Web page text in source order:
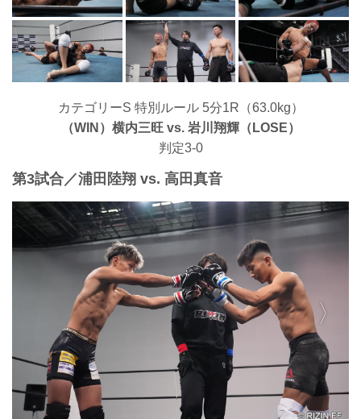
カテゴリーS 特別ルール 5分1R（63.0kg）
（WIN）横内三旺 vs. 岩川翔輝（LOSE）
判定3-0
第3試合／浦田陸翔 vs. 高田真音